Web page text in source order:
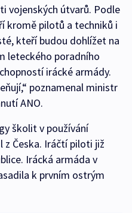
vojenských útvarů. Podle
kromě pilotů a techniků i
kteří budou dohlížet na
leteckého poradního
irácké armády.
poznamenal ministr
ANO.
školit v používání
Česka. Iráčtí piloti již
Irácká armáda v
k prvním ostrým